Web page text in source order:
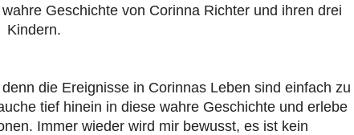
Geschichte von Corinna Richter und ihren drei
Kindern.
die Ereignisse in Corinnas Leben sind einfach zu
tief hinein in diese wahre Geschichte und erlebe
Immer wieder wird mir bewusst, es ist kein